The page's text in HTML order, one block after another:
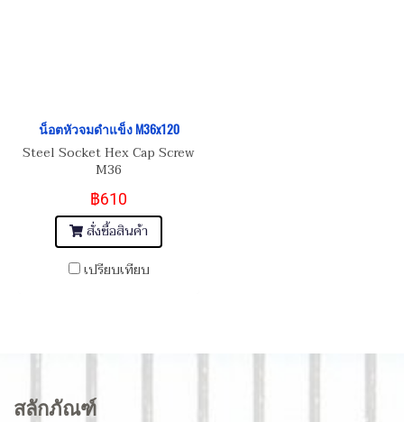
น็อตหัวจมดำแข็ง M36x120
Steel Socket Hex Cap Screw
M36
฿610
สั่งซื้อสินค้า
เปรียบเทียบ
สลักภัณฑ์